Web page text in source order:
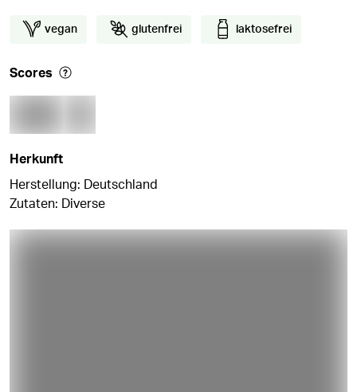
vegan glutenfrei laktosefrei
Scores
Herkunft
Herstellung: Deutschland
Zutaten: Diverse